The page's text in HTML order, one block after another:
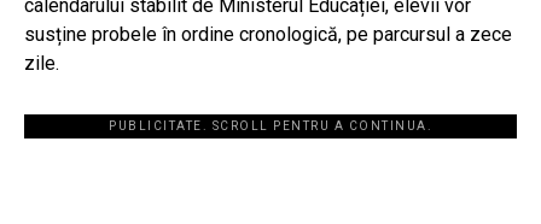
calendarului stabilit de Ministerul Educației, elevii vor
susține probele în ordine cronologică, pe parcursul a zece
zile.
PUBLICITATE. SCROLL PENTRU A CONTINUA.